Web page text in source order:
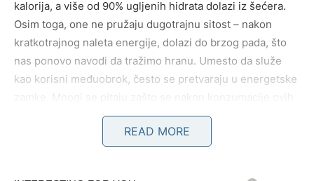
kalorija, a više od 90% ugljenih hidrata dolazi iz šećera.
Osim toga, one ne pružaju dugotrajnu sitost – nakon
kratkotrajnog naleta energije, dolazi do brzog pada, što
nas ponovo navodi da tražimo hranu. Umesto da služe
kao korisni međuobrok, često se pretvaraju u energetske
pločica osećaju umorno i gladno, a odgovor leži u
njihovom visokom sadržaju šećera i niskoj nutritivnoj
READ MORE